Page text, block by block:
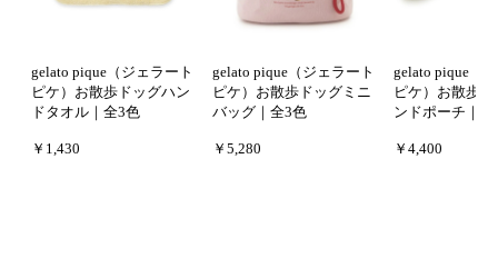
gelato pique（ジェラート
ピケ）お散歩ドッグハン
ドタオル｜全3色
￥1,430
gelato pique（ジェラート
ピケ）お散歩ドッグミニ
バッグ｜全3色
￥5,280
gelato pique（
ピケ）お散歩
ンドポーチ｜全
￥4,400